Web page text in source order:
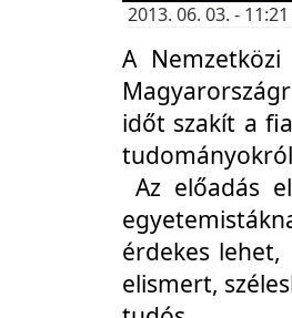
2013. 06. 03. -
A
időt szakít a
Az előadás
érdekes lehet,
elismert,